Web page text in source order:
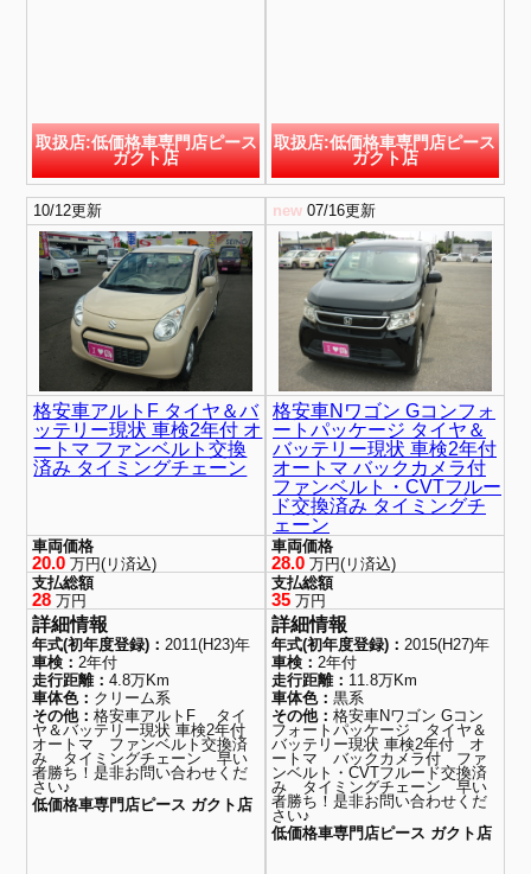
取扱店:低価格車専門店ピース
ガクト店
取扱店:低価格車専門店ピース
ガクト店
10/12更新
格安車アルトF タイヤ＆バ
ッテリー現状 車検2年付 オ
ートマ ファンベルト交換
済み タイミングチェーン
車両価格
20.0 万円(リ済込)
支払総額
28 万円
詳細情報
年式(初年度登録)： 2011(H23)年
車検： 2年付
走行距離：4.8万Km
車体色： クリーム系
その他：格安車アルトF タイ
ヤ＆バッテリー現状 車検2年付
オートマ ファンベルト交換済
み タイミングチェーン 早い
者勝ち！是非お問い合わせくだ
さい♪
低価格車専門店ピース ガクト店
new 07/16更新
格安車Nワゴン Gコンフォ
ートパッケージ タイヤ＆
バッテリー現状 車検2年付
オートマ バックカメラ付
ファンベルト・CVTフルー
ド交換済み タイミングチ
ェーン
車両価格
28.0万円(リ済込)
支払総額
35万円
詳細情報
年式(初年度登録)： 2015(H27)年
車検： 2年付
走行距離： 11.8万Km
車体色： 黒系
その他： 格安車Nワゴン Gコン
フォートパッケージ タイヤ＆
バッテリー現状 車検2年付 オ
ートマ バックカメラ付 ファ
ンベルト・CVTフルード交換済
み タイミングチェーン 早い
者勝ち！是非お問い合わせくだ
さい♪
低価格車専門店ピース ガクト店